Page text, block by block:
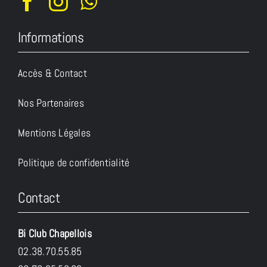
Informations
Accès & Contact
Nos Partenaires
Mentions Légales
Politique de confidentialité
Contact
Bi Club Chapellois
02.38.70.55.85